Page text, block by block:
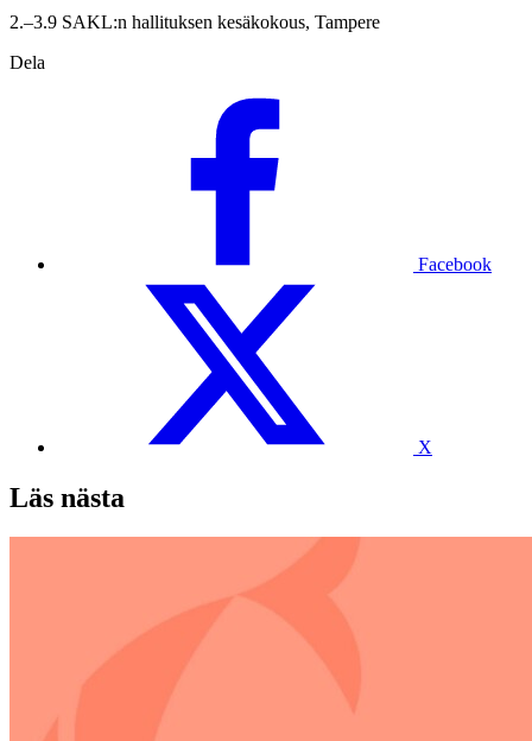
2.–3.9 SAKL:n hallituksen kesäkokous, Tampere
Dela
Facebook
X
Läs nästa